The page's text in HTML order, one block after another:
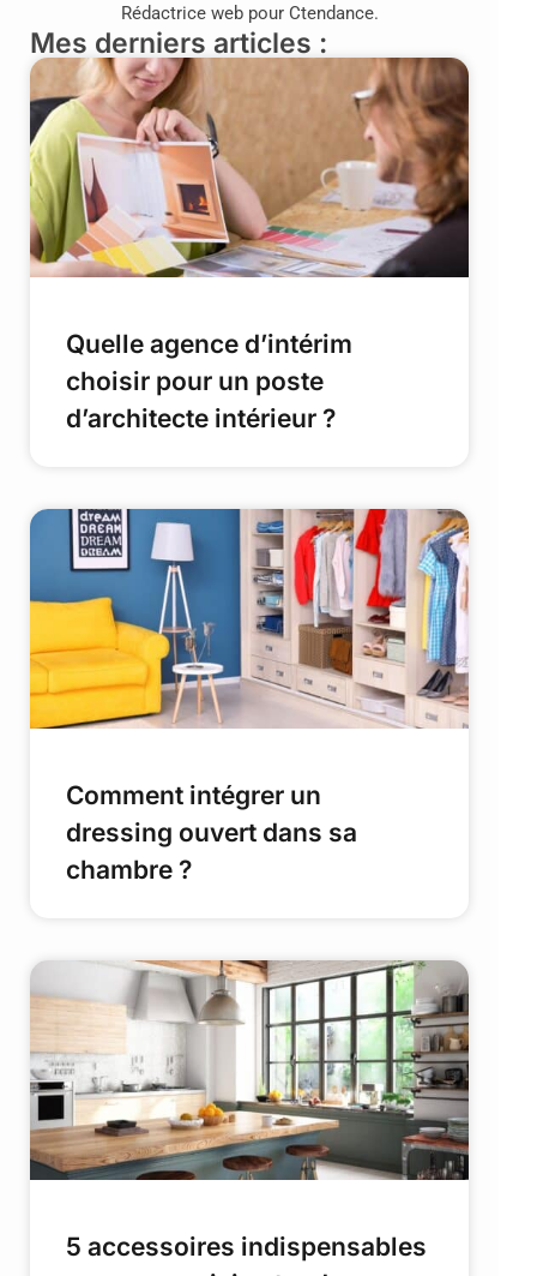
Rédactrice web pour Ctendance.
Mes derniers articles :
Quelle agence d’intérim
choisir pour un poste
d’architecte intérieur ?
Comment intégrer un
dressing ouvert dans sa
chambre ?
5 accessoires indispensables